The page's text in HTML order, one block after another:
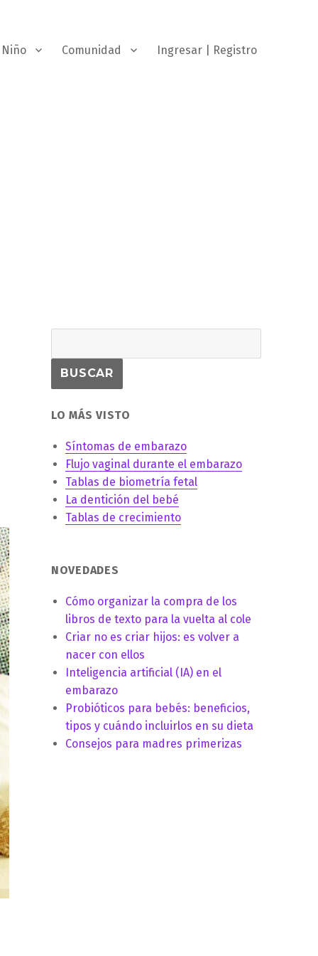
Niño Comunidad Ingresar | Registro
LO MÁS VISTO
Síntomas de embarazo
Flujo vaginal durante el embarazo
Tablas de biometría fetal
La dentición del bebé
Tablas de crecimiento
NOVEDADES
Cómo organizar la compra de los
libros de texto para la vuelta al cole
Criar no es criar hijos: es volver a
nacer con ellos
Inteligencia artificial (IA) en el
embarazo
Probióticos para bebés: beneficios,
tipos y cuándo incluirlos en su dieta
Consejos para madres primerizas